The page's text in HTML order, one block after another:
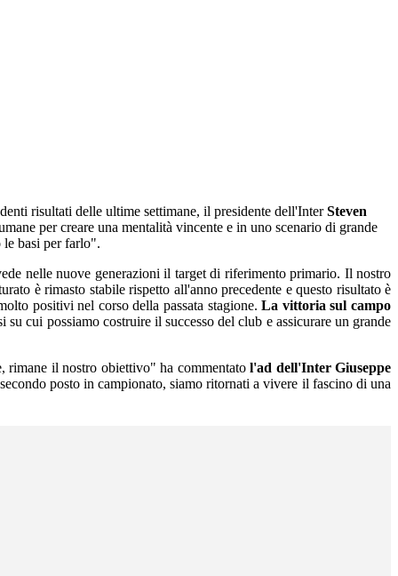
risultati delle ultime settimane, il presidente dell'InterSteven
per creare una mentalità vincente e in uno scenario di grande
le basi per farlo".
nelle nuove generazioni il target di riferimento primario. Il nostro
è rimasto stabile rispetto all'anno precedente e questo risultato è
positivi nel corso della passata stagione.La vittoria sul campo
cui possiamo costruire il successo del club e assicurare un grande
rimane il nostro obiettivo" ha commentatol'ad dell'Inter Giuseppe
posto in campionato, siamo ritornati a vivere il fascino di una